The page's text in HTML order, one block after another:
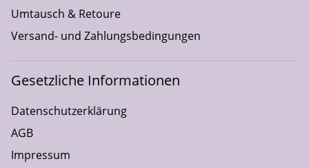
Umtausch & Retoure
Versand- und Zahlungsbedingungen
Gesetzliche Informationen
Datenschutzerklärung
AGB
Impressum